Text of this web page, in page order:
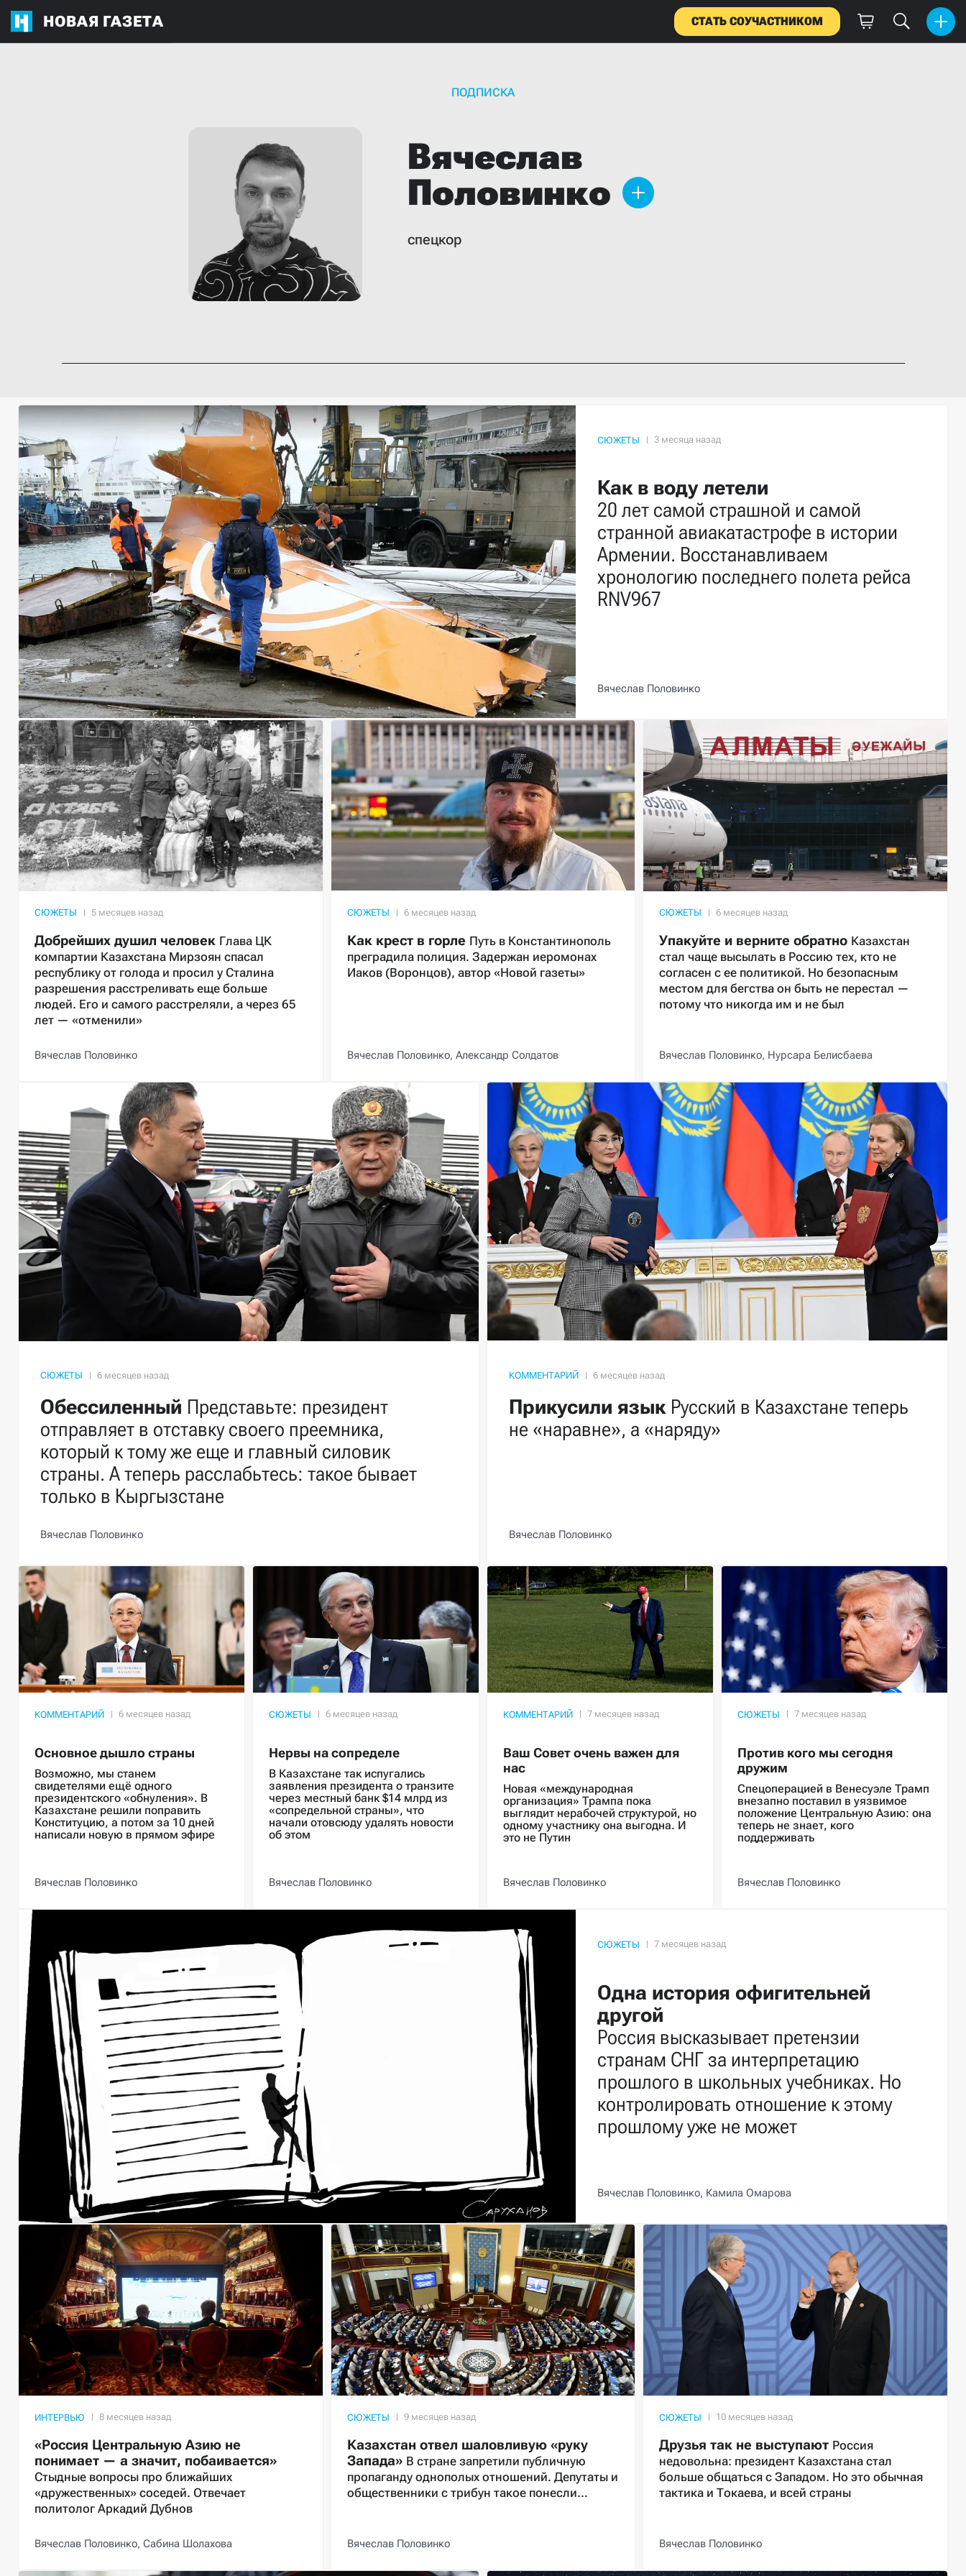
НОВАЯ ГАЗЕТА СТАТЬ СОУЧАСТНИКОМ
ПОДПИСКА
Вячеслав
Половинко
спецкор
СЮЖЕТЫ
Как в воду летели
20 лет самой страшной и самой
странной авиакатастрофе в истории
Армении. Восстанавливаем
хронологию последнего полета рейса
RNV967
Вячеслав Половинко
СЮЖЕТЫ
Добрейших душил человек Глава ЦК
компартии Казахстана Мирзоян спасал
республику от голода и просил у Сталина
разрешения расстреливать еще больше
людей. Его и самого расстреляли, а через 65
лет — «отменили»
Вячеслав Половинко
СЮЖЕТЫ
Как крест в горле Путь в Константинополь
преградила полиция. Задержан иеромонах
Иаков (Воронцов), автор «Новой газеты»
Вячеслав Половинко, Александр Солдатов
СЮЖЕТЫ
Упакуйте и верните обратно Казахстан
стал чаще высылать в Россию тех, кто не
согласен с ее политикой. Но безопасным
местом для бегства он быть не перестал —
потому что никогда им и не был
Вячеслав Половинко, Нурсара Белисбаева
СЮЖЕТЫ
Обессиленный Представьте: президент
отправляет в отставку своего преемника,
который к тому же еще и главный силовик
страны. А теперь расслабьтесь: такое бывает
только в Кыргызстане
Вячеслав Половинко
КОММЕНТАРИЙ
Прикусили язык Русский в Казахстане теперь
не «наравне», а «наряду»
Вячеслав Половинко
КОММЕНТАРИЙ
Основное дышло страны
Возможно, мы станем
свидетелями ещё одного
президентского «обнуления». В
Казахстане решили поправить
Конституцию, а потом за 10 дней
написали новую в прямом эфире
Вячеслав Половинко
СЮЖЕТЫ
Нервы на сопределе
В Казахстане так испугались
заявления президента о транзите
через местный банк $14 млрд из
«сопредельной страны», что
начали отовсюду удалять новости
об этом
Вячеслав Половинко
КОММЕНТАРИЙ
Ваш Совет очень важен для
нас
Новая «международная
организация» Трампа пока
выглядит нерабочей структурой, но
одному участнику она выгодна. И
это не Путин
Вячеслав Половинко
СЮЖЕТЫ
Против кого мы сегодня
дружим
Спецоперацией в Венесуэле Трамп
внезапно поставил в уязвимое
положение Центральную Азию: она
теперь не знает, кого
поддерживать
Вячеслав Половинко
СЮЖЕТЫ
Одна история офигительней
другой
Россия высказывает претензии
странам СНГ за интерпретацию
прошлого в школьных учебниках. Но
контролировать отношение к этому
прошлому уже не может
Вячеслав Половинко, Камила Омарова
ИНТЕРВЬЮ
«Россия Центральную Азию не
понимает — а значит, побаивается»
Стыдные вопросы про ближайших
«дружественных» соседей. Отвечает
политолог Аркадий Дубнов
Вячеслав Половинко, Сабина Шолахова
СЮЖЕТЫ
Казахстан отвел шаловливую «руку
Запада» В стране запретили публичную
пропаганду однополых отношений. Депутаты и
общественники с трибун такое понесли…
Вячеслав Половинко
СЮЖЕТЫ
Друзья так не выступают Россия
недовольна: президент Казахстана стал
больше общаться с Западом. Но это обычная
тактика и Токаева, и всей страны
Вячеслав Половинко